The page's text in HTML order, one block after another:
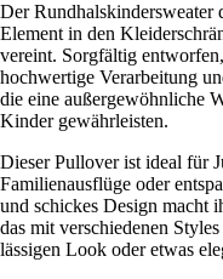
Der Rundhalskindersweater
Element in den
vereint. Sorgfältig
hochwertige Verarbeitung
die eine außergewöhnliche
Kinder gewährleisten.
Dieser Pullover ist ideal für
Familienausflüge oder
und schickes Design macht
das mit verschiedenen
lässigen Look oder etwas